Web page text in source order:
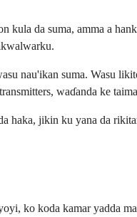
da suma, amma a
nau'ikan suma. Wasu
waɗanda ke
jikin ku yana da
ko koda kamar yadda